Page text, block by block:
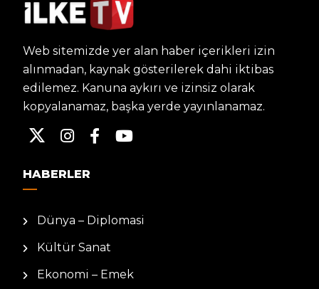
Web sitemizde yer alan haber içerikleri izin
alınmadan, kaynak gösterilerek dahi iktibas
edilemez. Kanuna aykırı ve izinsiz olarak
kopyalanamaz, başka yerde yayınlanamaz.
HABERLER
Dünya – Diplomasi
Kültür Sanat
Ekonomi – Emek